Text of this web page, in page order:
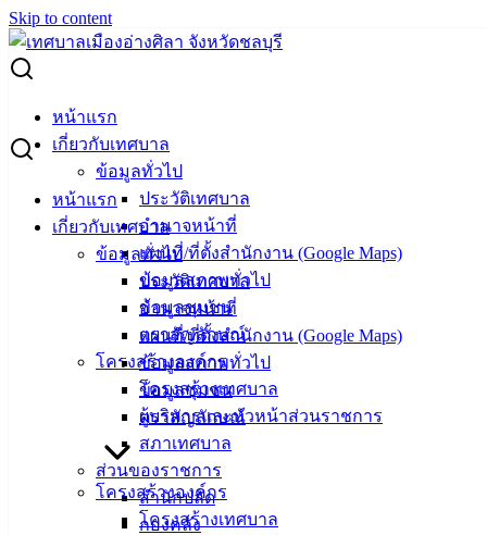
Skip to content
หน้าแรก
เกี่ยวกับเทศบาล
ข้อมูลทั่วไป
ประวัติเทศบาล
อำนาจหน้าที่
แผนที่/ที่ตั้งสำนักงาน (Google Maps)
ข้อมูลสภาพทั่วไป
ข้อมูลชุมชน
ตราสัญลักษณ์
โครงสร้างองค์กร
โครงสร้างเทศบาล
ผู้บริหารและหัวหน้าส่วนราชการ
สภาเทศบาล
ส่วนของราชการ
สำนักปลัด
กองคลัง
หน้าแรก
เกี่ยวกับเทศบาล
ข้อมูลทั่วไป
ประวัติเทศบาล
อำนาจหน้าที่
แผนที่/ที่ตั้งสำนักงาน (Google Maps)
ข้อมูลสภาพทั่วไป
ข้อมูลชุมชน
ตราสัญลักษณ์
โครงสร้างองค์กร
โครงสร้างเทศบาล
Search for:
ประกาศกำหนดสถานที่รับสมัครเลือกตั้งสมาชิกสภาผู้แทน
ราษฎรแบบแบ่งเขตเลือกตั้งของเขตเลือกตั้งที่ 2 จ.ชลบุรี
ประกาศกำหนดสถานที่รับสมัครเลือกตั้ง
สมาชิกสภาผู้แทนราษฎรแบบแบ่งเขตเลือก
ตั้งของเขตเลือกตั้งที่ 2 จ.ชลบุรี
มีนาคม 30, 2023มีนาคม 30, 2023
vichakarn
ข่าวสารน่ารู้